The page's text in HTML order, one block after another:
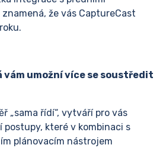
že vás CaptureCast
vám umožní více se soustředit
„sama řídí“, vytváří pro vás
které v kombinaci s
plánovacím nástrojem